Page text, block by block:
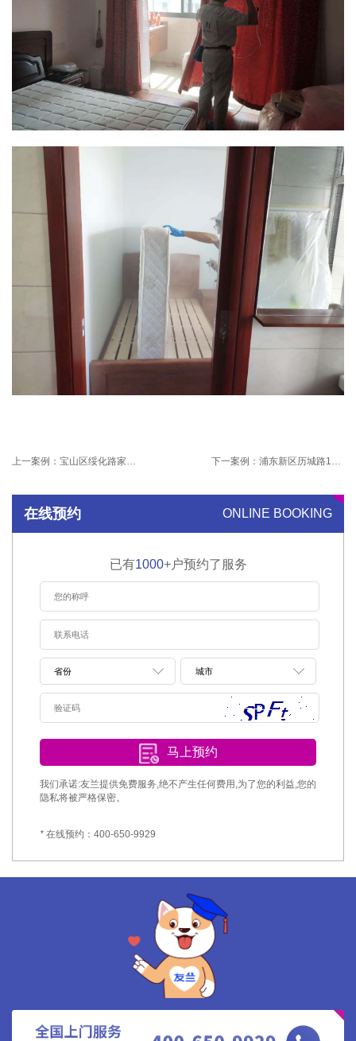
上一案例： 宝山区绥化路家庭除甲醛 下一案例： 浦东新区历城路19号优住公寓施工项目
ONLINE BOOKING
在线预约
已有1000+户预约了服务
马上预约
我们承诺:友兰提供免费服务,绝不产生任何费用,为了您的利益,您的
隐私将被严格保密。
* 在线预约：400-650-9929